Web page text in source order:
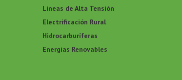
Lineas de Alta Tensión
Electrificación Rural
Hidrocarburíferas
Energías Renovables